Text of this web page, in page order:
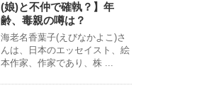
(娘)と不仲で確執？】年
齢、毒親の噂は？
海老名香葉子(えびなかよこ)さ
んは、日本のエッセイスト、絵
本作家、作家であり、株 ...